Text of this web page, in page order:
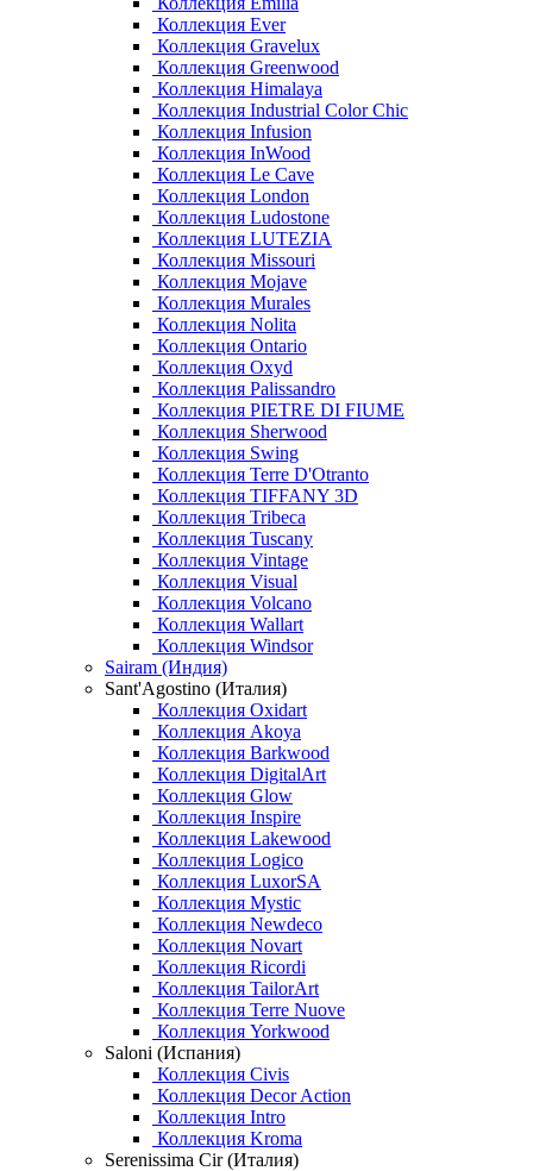
Коллекция Ever
Коллекция Gravelux
Коллекция Greenwood
Коллекция Himalaya
Коллекция Industrial Color Chic
Коллекция Infusion
Коллекция InWood
Коллекция Le Cave
Коллекция London
Коллекция Ludostone
Коллекция LUTEZIA
Коллекция Missouri
Коллекция Mojave
Коллекция Murales
Коллекция Nolita
Коллекция Ontario
Коллекция Oxyd
Коллекция Palissandro
Коллекция PIETRE DI FIUME
Коллекция Sherwood
Коллекция Swing
Коллекция Terre D'Otranto
Коллекция TIFFANY 3D
Коллекция Tribeca
Коллекция Tuscany
Коллекция Vintage
Коллекция Visual
Коллекция Volcano
Коллекция Wallart
Коллекция Windsor
Sairam (Индия)
Sant'Agostino (Италия)
Коллекция Oxidart
Коллекция Akoya
Коллекция Barkwood
Коллекция DigitalArt
Коллекция Glow
Коллекция Inspire
Коллекция Lakewood
Коллекция Logico
Коллекция LuxorSA
Коллекция Mystic
Коллекция Newdeco
Коллекция Novart
Коллекция Ricordi
Коллекция TailorArt
Коллекция Terre Nuove
Коллекция Yorkwood
Saloni (Испания)
Коллекция Civis
Коллекция Decor Action
Коллекция Intro
Коллекция Kroma
Serenissima Cir (Италия)